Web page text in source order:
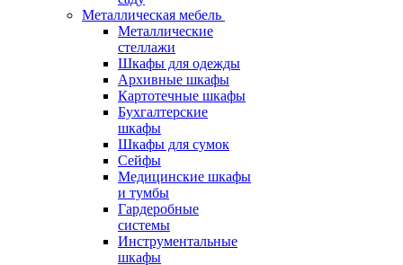
Металлическая мебель
Металлические
стеллажи
Шкафы для одежды
Архивные шкафы
Картотечные шкафы
Бухгалтерские
шкафы
Шкафы для сумок
Сейфы
Медицинские шкафы
и тумбы
Гардеробные
системы
Инструментальные
шкафы